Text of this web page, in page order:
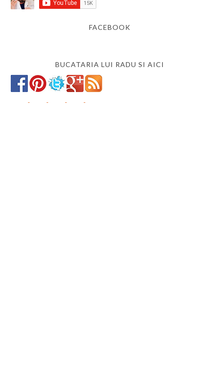
FACEBOOK
BUCATARIA LUI RADU SI AICI